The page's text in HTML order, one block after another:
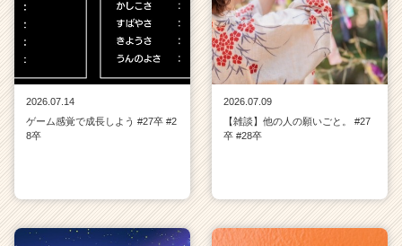
2026.07.14
ゲーム感覚で成長しよう #27卒 #2
8卒
2026.07.09
【雑談】他の人の願いごと。 #27
卒 #28卒